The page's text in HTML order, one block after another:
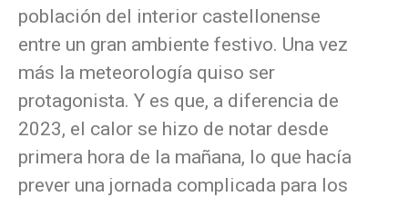
población del interior castellonense
entre un gran ambiente festivo. Una vez
más la meteorología quiso ser
protagonista. Y es que, a diferencia de
2023, el calor se hizo de notar desde
primera hora de la mañana, lo que hacía
prever una jornada complicada para los